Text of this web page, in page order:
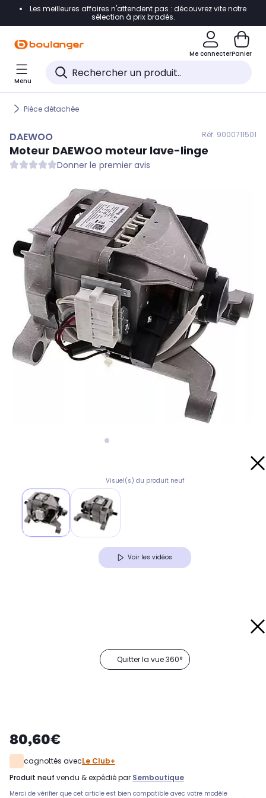
Accéder directement à la navigation
Accéder directement au pied de page
Accéder directement au chatbot
Les meilleures affaires n'attendent pas : découvrez vite notre
sélection à prix bradés.
Me connecterPanier
Menu
Pièce détachée
DAEWOO Réf. 9000711501
Moteur DAEWOO moteur lave-linge
Donner le premier avis
Visuel(s) du produit neuf
Voir les vidéos
Quitter la vue 360°
80,60€
cagnottés avecLe Club+
produit neuf vendu & expédié par Semboutique
Merci de vérifier que cet article est bien compatible avec votre modèle